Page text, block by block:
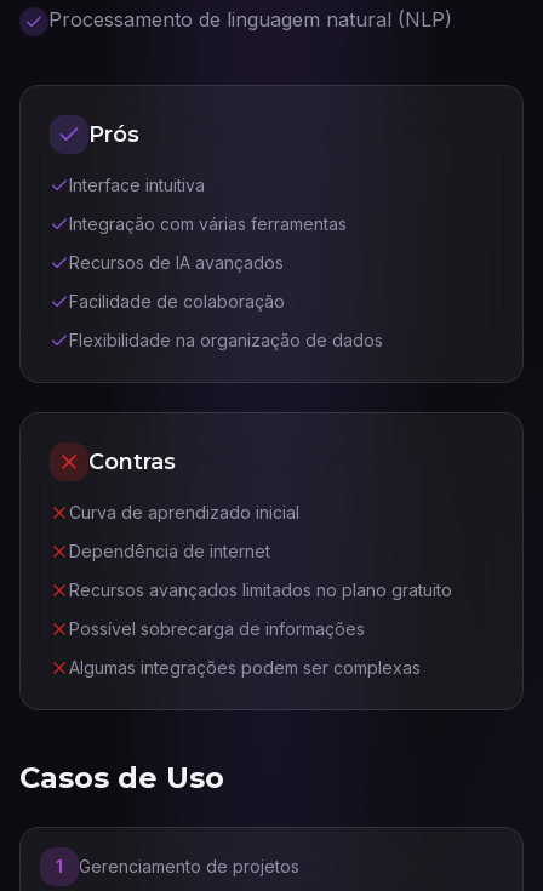
Processamento de linguagem natural (NLP)
Prós
Interface intuitiva
Integração com várias ferramentas
Recursos de IA avançados
Facilidade de colaboração
Flexibilidade na organização de dados
Contras
Curva de aprendizado inicial
Dependência de internet
Recursos avançados limitados no plano gratuito
Possível sobrecarga de informações
Algumas integrações podem ser complexas
Casos de Uso
1 Gerenciamento de projetos